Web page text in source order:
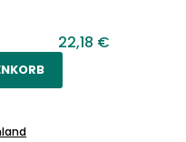
22,18 €